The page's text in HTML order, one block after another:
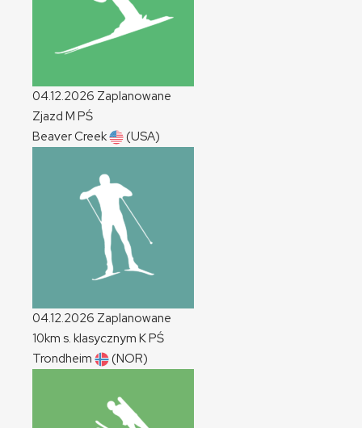
04.12.2026 Zaplanowane
Zjazd M PŚ
Beaver Creek
(USA)
04.12.2026 Zaplanowane
10km s. klasycznym KPŚ
Trondheim
(NOR)